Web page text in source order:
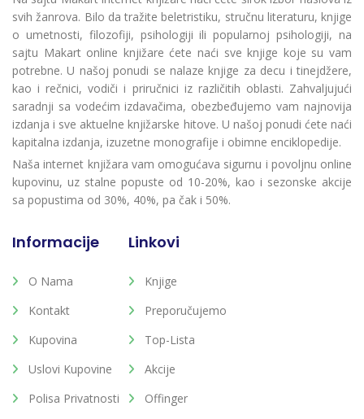
svih žanrova. Bilo da tražite beletristiku, stručnu literaturu, knjige
o umetnosti, filozofiji, psihologiji ili popularnoj psihologiji, na
sajtu Makart online knjižare ćete naći sve knjige koje su vam
potrebne. U našoj ponudi se nalaze knjige za decu i tinejdžere,
kao i rečnici, vodiči i priručnici iz različitih oblasti. Zahvaljujući
saradnji sa vodećim izdavačima, obezbeđujemo vam najnovija
izdanja i sve aktuelne knjižarske hitove. U našoj ponudi ćete naći
kapitalna izdanja, izuzetne monografije i obimne enciklopedije.
Naša internet knjižara vam omogućava sigurnu i povoljnu online
kupovinu, uz stalne popuste od 10-20%, kao i sezonske akcije
sa popustima od 30%, 40%, pa čak i 50%.
Informacije
O Nama
Kontakt
Kupovina
Uslovi Kupovine
Polisa Privatnosti
Linkovi
Knjige
Preporučujemo
Top-Lista
Akcije
Offinger